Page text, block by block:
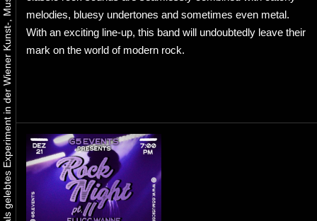
melodies, bluesy undertones and sometimes even metal.
With an exciting line-up, this band will undoubtedly leave their
mark on the world of modern rock.